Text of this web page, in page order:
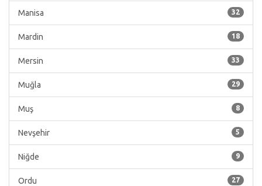
32
Manisa
18
Mardin
33
Mersin
29
Muğla
8
Muş
5
Nevşehir
9
Niğde
27
Ordu